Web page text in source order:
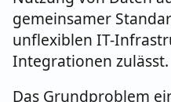
gemeinsamer
unflexiblen IT-
Integrationen zulässt.
Das Grundproblem